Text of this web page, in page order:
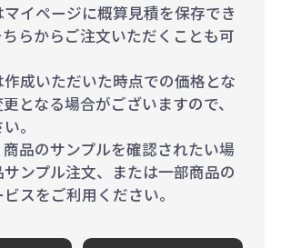
イページに概算見積を保存でき
らからご注文いただくことも可
成いただいた時点での価格とな
となる場合がございますので、
。
品のサンプルを確認されたい場
ンプル注文、または一部商品の
スをご利用ください。